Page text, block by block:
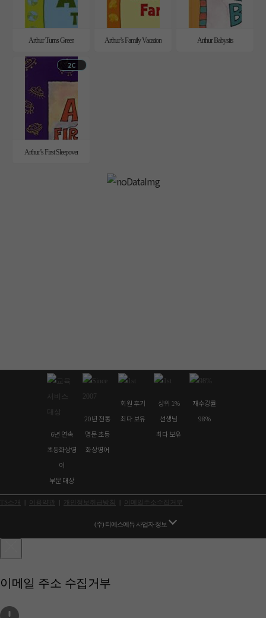
Arthur Turns Green Arthur’s Family Vacation Arthur Babysits
2C
Arthur’s First Sleepover
6년 연속
초등화상영
어
부문 대상
20년 전통
명문 초등
화상영어
회원 후기
최다 보유
상위 1%
선생님
최다 보유
재수강률
98%
TS소개 이용약관 개인정보취급방침 이메일주소수집거부
(주) 티에스에듀 사업자 정보
이메일 주소 수집거부